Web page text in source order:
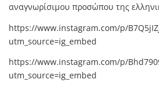
αναγνωρίσιμου προσώπου της
https://www.instagram.com/p/
utm_source=ig_embed
https://www.instagram.com/p/
utm_source=ig_embed